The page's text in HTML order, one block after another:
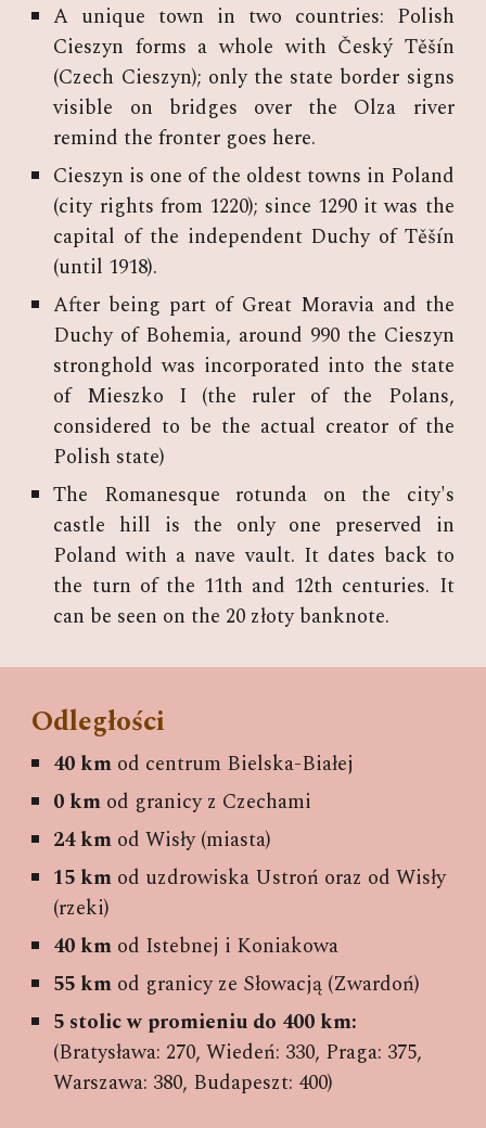
A unique town in two countries: Polish
Cieszyn forms a whole with Český Těšín
(Czech Cieszyn); only the state border signs
visible on bridges over the Olza river
remind the fronter goes here.
Cieszyn is one of the oldest towns in Poland
(city rights from 1220); since 1290 it was the
capital of the independent Duchy of Těšín
(until 1918).
After being part of Great Moravia and the
Duchy of Bohemia, around 990 the Cieszyn
stronghold was incorporated into the state
of Mieszko I (the ruler of the Polans,
considered to be the actual creator of the
Polish state)
The Romanesque rotunda on the city's
castle hill is the only one preserved in
Poland with a nave vault. It dates back to
the turn of the 11th and 12th centuries. It
can be seen on the 20 złoty banknote.
Odległości
40 km od centrum Bielska-Białej
0 km od granicy z Czechami
24 km od Wisły (miasta)
15 km od uzdrowiska Ustroń oraz od Wisły
(rzeki)
40 km od Istebnej i Koniakowa
55 km od granicy ze Słowacją (Zwardoń)
5 stolic w promieniu do 400 km:
(Bratysława: 270, Wiedeń: 330, Praga: 375,
Warszawa: 380, Budapeszt: 400)